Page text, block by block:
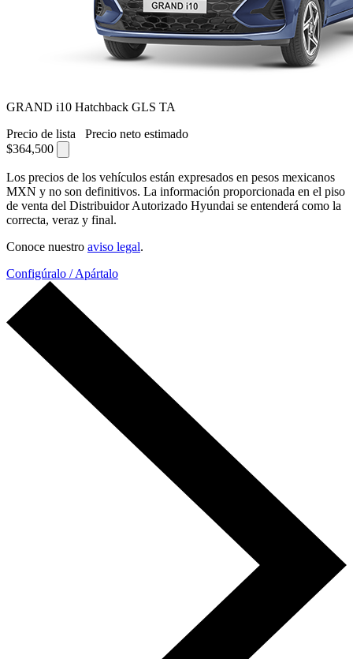
GRAND i10 Hatchback GLS TA
Precio de lista
Precio neto estimado
$364,500
Los precios de los vehículos están expresados en pesos mexicanos
MXN y no son definitivos. La información proporcionada en el piso
de venta del Distribuidor Autorizado Hyundai se entenderá como la
correcta, veraz y final.
Conoce nuestro aviso legal.
Configúralo / Apártalo